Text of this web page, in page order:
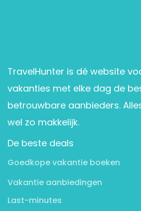
TravelHunter is dé website
vakanties met elke dag de
betrouwbare aanbieders.
wel zo makkelijk.
De beste deals
Goedkope vakantie boeken
Vakantie aanbiedingen
Last-minutes